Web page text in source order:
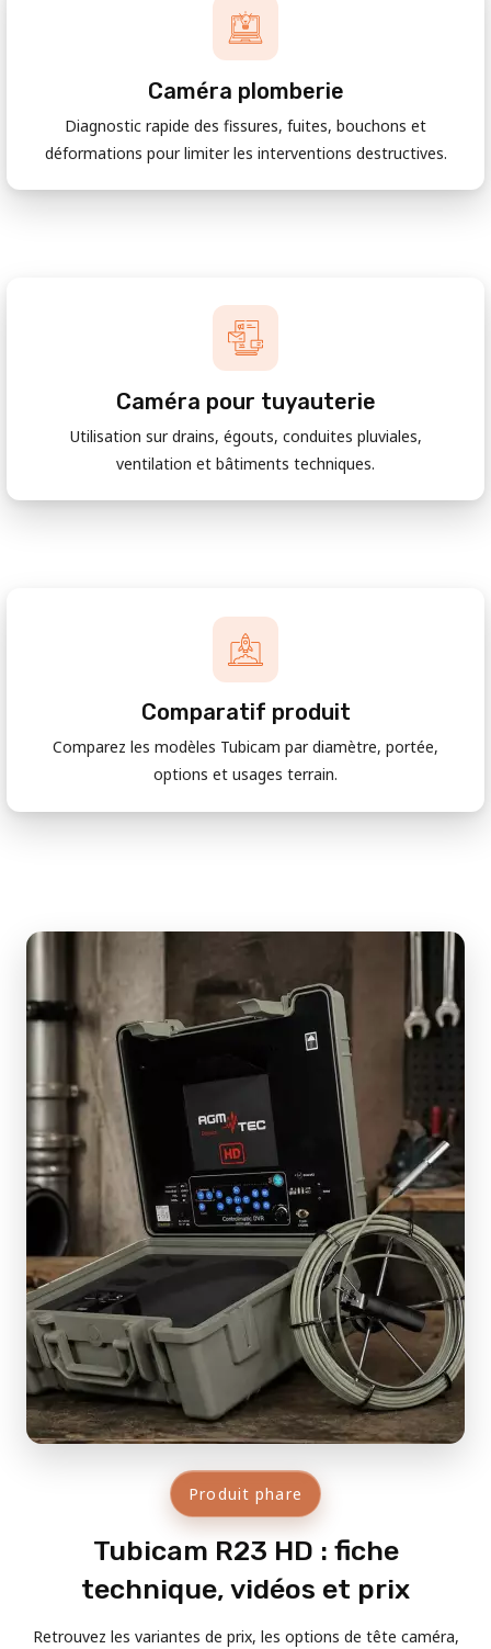
Caméra plomberie
Diagnostic rapide des fissures, fuites, bouchons et
déformations pour limiter les interventions destructives.
Caméra pour tuyauterie
Utilisation sur drains, égouts, conduites pluviales,
ventilation et bâtiments techniques.
Comparatif produit
Comparez les modèles Tubicam par diamètre, portée,
options et usages terrain.
Produit phare
Tubicam R23 HD : fiche
technique, vidéos et prix
Retrouvez les variantes de prix, les options de tête caméra,